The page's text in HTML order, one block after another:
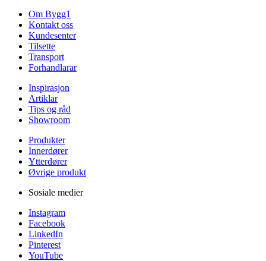
Om Bygg1
Kontakt oss
Kundesenter
Tilsette
Transport
Forhandlarar
Inspirasjon
Artiklar
Tips og råd
Showroom
Produkter
Innerdører
Ytterdører
Øvrige produkt
Sosiale medier
Instagram
Facebook
LinkedIn
Pinterest
YouTube